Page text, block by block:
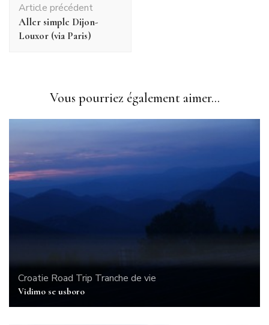
d'article
Article précédent
Aller simple Dijon-
Louxor (via Paris)
Vous pourriez également aimer...
Croatie Road Trip Tranche de vie
Vidimo se usboro